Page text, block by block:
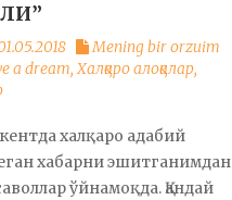
Mening bir orzuim
a dream,Халқаро алоқалар,
халқаро адабий
хабарни эшитганимдан
ўйнамоқда. Қандай